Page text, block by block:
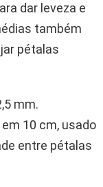
dar leveza e
também
pétalas
mm.
10 cm, usado
entre pétalas